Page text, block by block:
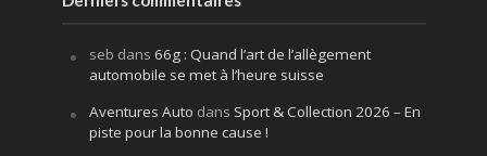
seb dans 66g : Quand l’art de l’allègement
automobile se met à l’heure suisse
Aventures Auto dans Sport & Collection 2026 – En
piste pour la bonne cause !